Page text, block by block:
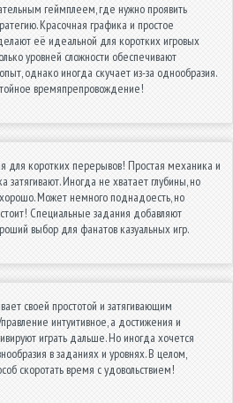
геймплеем, где нужно проявить
Красочная графика и простое
её идеальной для коротких игровых
уровней сложности обеспечивают
однако иногда скучает из-за однообразия.
времяпрепровождение!
для коротких перерывов! Простая механика и
затягивают. Иногда не хватает глубины, но
Может немного поднадоесть, но
Специальные задания добавляют
выбор для фанатов казуальных игр.
своей простотой и затягивающим
интуитивное, а достижения и
играть дальше. Но иногда хочется
в заданиях и уровнях. В целом,
скоротать время с удовольствием!